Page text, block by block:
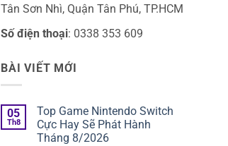
Tân Sơn Nhì, Quận Tân Phú, TP.HCM
Số điện thoại: 0338 353 609
BÀI VIẾT MỚI
05
Th8
Top Game Nintendo Switch
Cực Hay Sẽ Phát Hành
Tháng 8/2026